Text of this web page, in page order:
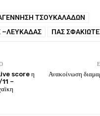
ΤΣΟΥΚΑΛΆΔΩΝ
–ΛΕΥΚΆΔΑΣ
ΠΑΣ
score η
11 –
Ανακοίνωση